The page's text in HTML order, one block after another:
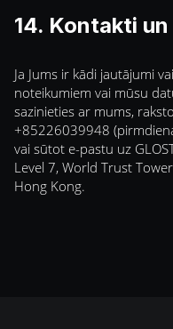
14. Kontakti
Ja Jums ir kādi jautājumi
noteikumiem vai mūsu
sazinieties ar mums,
+85226039948
vai sūtot e-pastu uz
Level 7, World Trust
Hong Kong.